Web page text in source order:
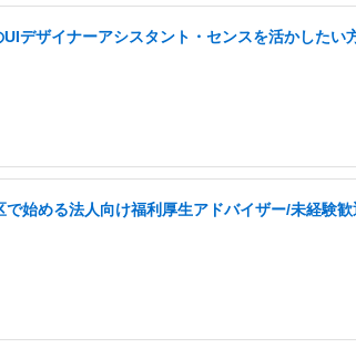
デザイナーアシスタント・センスを活かしたい
で始める法人向け福利厚生アドバイザー/未経験